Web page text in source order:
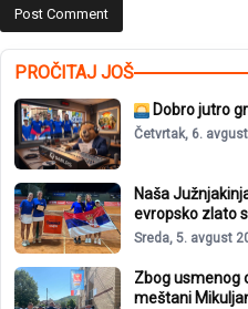
PROČITAJ JOŠ
Dobro jutro
Četvrtak, 6.
Naša
evropsko zlato
Sreda, 5. avgust
Zbog usmenog
meštani